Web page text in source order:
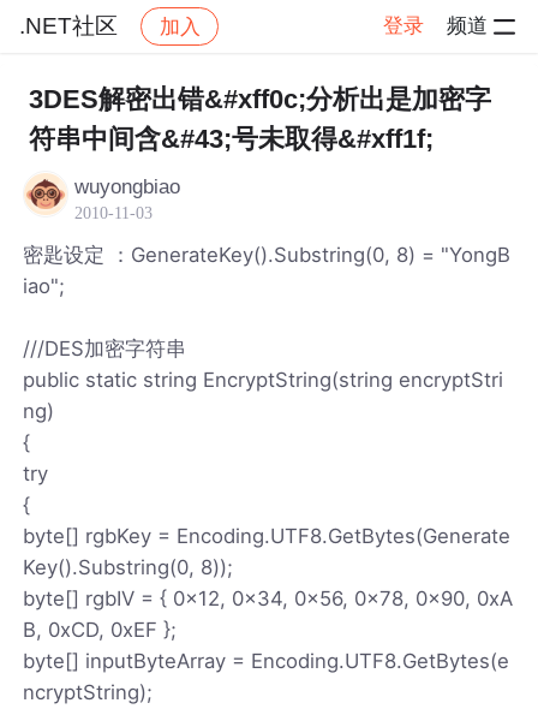
.NET社区 加入 登录 频道
社区 .NET社区 帖子详情
3DES解密出错&#xff0c;分析出是加密字
符串中间含&#43;号未取得&#xff1f;
wuyongbiao
2010-11-03
密匙设定 ：GenerateKey().Substring(0, 8) = "YongB
iao";
///DES加密字符串
public static string EncryptString(string encryptStri
ng)
{
try
{
byte[] rgbKey = Encoding.UTF8.GetBytes(Generate
Key().Substring(0, 8));
byte[] rgbIV = { 0x12, 0x34, 0x56, 0x78, 0x90, 0xA
B, 0xCD, 0xEF };
byte[] inputByteArray = Encoding.UTF8.GetBytes(e
ncryptString);